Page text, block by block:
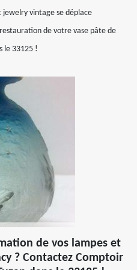
vintage se déplace
de votre vase pâte de
le 33125 !
de vos lampes et
? Contactez Comptoir